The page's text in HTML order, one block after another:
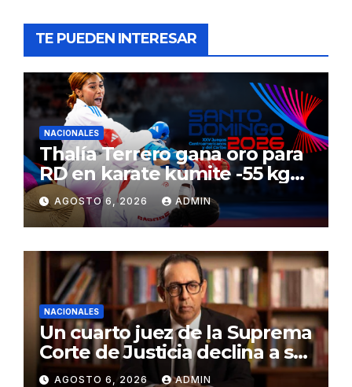
TE PUEDEN INTERESAR
NACIONALES
Thalía Terrero gana oro para
RD en karate kumite -55 kg
en Santo Domingo 2026
AGOSTO 6, 2026 ADMIN
NACIONALES
Un cuarto juez de la Suprema
Corte de Justicia declina a ser
evaluado por el CNM
AGOSTO 6, 2026 ADMIN